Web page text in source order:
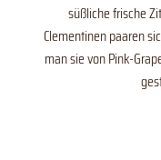
süßliche frische
Clementinen paaren
man sie von Pink-